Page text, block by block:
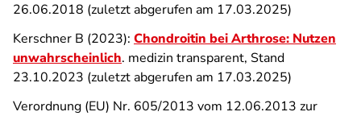
26.06.2018 (zuletzt abgerufen am 17.03.2025)
Kerschner B (2023): Chondroitin bei Arthrose: Nutzen
unwahrscheinlich. medizin transparent, Stand
23.10.2023 (zuletzt abgerufen am 17.03.2025)
Verordnung (EU) Nr. 605/2013 vom 12.06.2013 zur